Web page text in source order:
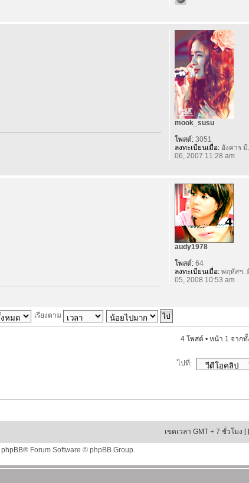
mook_susu
โพสต์:3051
ลงทะเบียนเมื่อ:อังคาร มี.
06, 2007 11:28 am
audy1978
โพสต์:64
ลงทะเบียนเมื่อ:พฤหัสฯ.
05, 2008 10:53 am
เรียงตาม
4 โพสต์ • หน้า 1 จาก
ไปที่:
เขตเวลา GMT + 7 ชั่วโมง [
phpBB® Forum Software © phpBB Group.